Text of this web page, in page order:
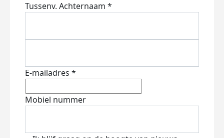
Tussenv. Achternaam *
E-mailadres *
Mobiel nummer